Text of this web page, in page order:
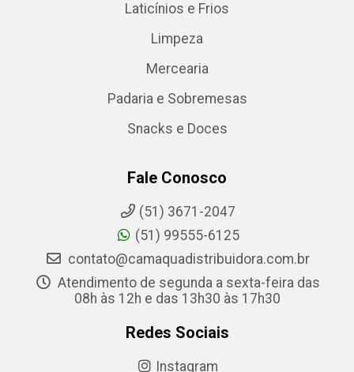
Laticínios e Frios
Limpeza
Mercearia
Padaria e Sobremesas
Snacks e Doces
Fale Conosco
(51) 3671-2047
(51) 99555-6125
contato@camaquadistribuidora.com.br
Atendimento de segunda a sexta-feira das
08h às 12h e das 13h30 às 17h30
Redes Sociais
Instagram